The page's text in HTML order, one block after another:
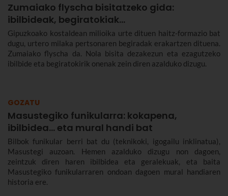
Zumaiako flyscha bisitatzeko gida:
ibilbideak, begiratokiak…
Gipuzkoako kostaldean milioika urte dituen haitz-formazio bat
dugu, urtero milaka pertsonaren begiradak erakartzen dituena.
Zumaiako flyscha da. Nola bisita dezakezun eta ezagutzeko
ibilbide eta begiratokirik onenak zein diren azalduko dizugu.
GOZATU
Masustegiko funikularra: kokapena,
ibilbidea... eta mural handi bat
Bilbok funikular berri bat du (teknikoki, igogailu inklinatua),
Masustegi auzoan. Hemen azalduko dizugu non dagoen,
zeintzuk diren haren ibilbidea eta geralekuak, eta baita
Masustegiko funikularraren ondoan dagoen mural handiaren
historia ere.